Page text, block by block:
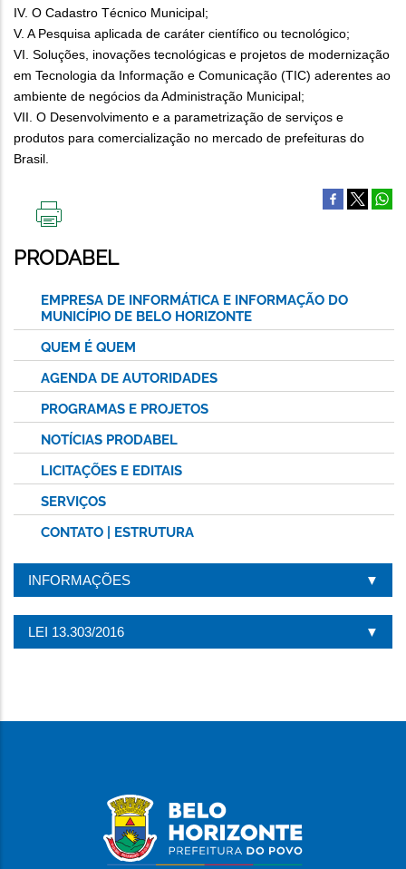
IV. O Cadastro Técnico Municipal;
V. A Pesquisa aplicada de caráter científico ou tecnológico;
VI. Soluções, inovações tecnológicas e projetos de modernização
em Tecnologia da Informação e Comunicação (TIC) aderentes ao
ambiente de negócios da Administração Municipal;
VII. O Desenvolvimento e a parametrização de serviços e
produtos para comercialização no mercado de prefeituras do
Brasil.
ESTA
PÁGINA
PRODABEL
EMPRESA DE INFORMÁTICA E INFORMAÇÃO DO
MUNICÍPIO DE BELO HORIZONTE
QUEM É QUEM
AGENDA DE AUTORIDADES
PROGRAMAS E PROJETOS
NOTÍCIAS PRODABEL
LICITAÇÕES E EDITAIS
SERVIÇOS
CONTATO | ESTRUTURA
INFORMAÇÕES
LEI 13.303/2016